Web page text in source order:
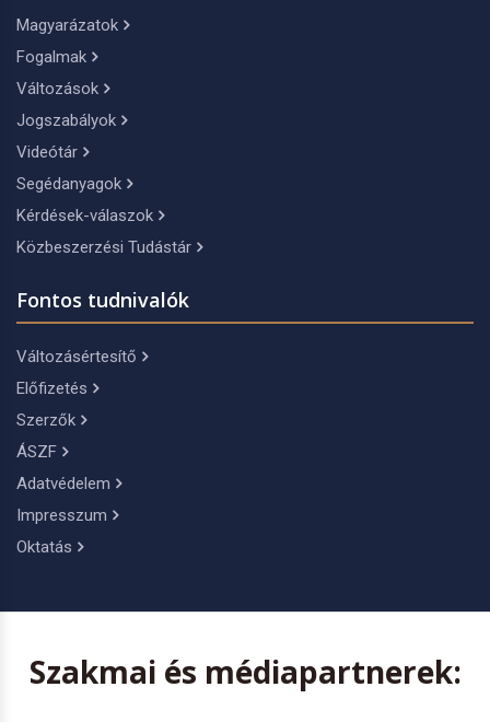
Magyarázatok
Fogalmak
Változások
Jogszabályok
Videótár
Segédanyagok
Kérdések-válaszok
Közbeszerzési Tudástár
Fontos tudnivalók
Változásértesítő
Előfizetés
Szerzők
ÁSZF
Adatvédelem
Impresszum
Oktatás
Szakmai és médiapartnerek: